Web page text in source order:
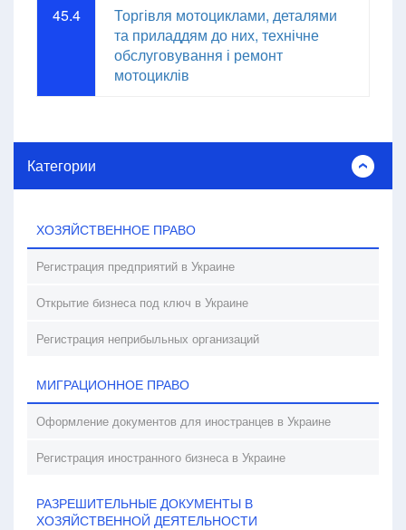
45.4
Торгівля мотоциклами, деталями
та приладдям до них, технічне
обслуговування і ремонт
мотоциклів
Категории
ХОЗЯЙСТВЕННОЕ ПРАВО
Регистрация предприятий в Украине
Открытие бизнеса под ключ в Украине
Регистрация неприбыльных организаций
МИГРАЦИОННОЕ ПРАВО
Оформление документов для иностранцев в Украине
Регистрация иностранного бизнеса в Украине
РАЗРЕШИТЕЛЬНЫЕ ДОКУМЕНТЫ В
ХОЗЯЙСТВЕННОЙ ДЕЯТЕЛЬНОСТИ